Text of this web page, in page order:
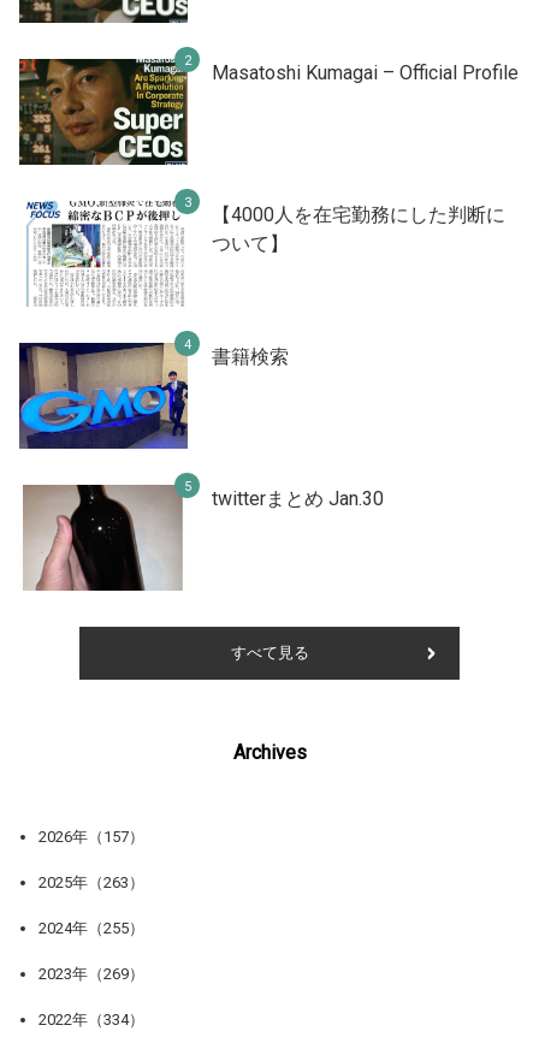
Masatoshi Kumagai – Official Profile
【4000人を在宅勤務にした判断に
ついて】
書籍検索
twitterまとめ Jan.30
すべて見る
Archives
2026年（157）
2025年（263）
2024年（255）
2023年（269）
2022年（334）